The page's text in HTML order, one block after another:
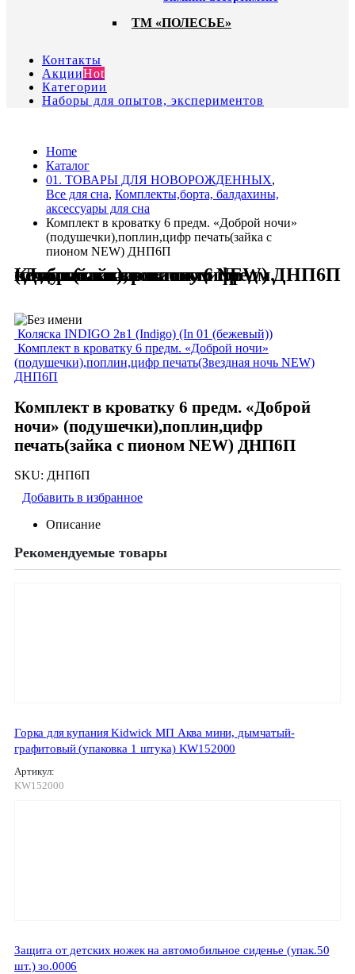
ТМ «ПОЛЕСЬЕ»
Контакты
АкцииHot
Категории
Наборы для опытов, экспериментов
Home
Каталог
01. ТОВАРЫ ДЛЯ НОВОРОЖДЕННЫХ,
Все для сна, Комплекты,борта, балдахины,
аксессуары для сна
Комплект в кроватку 6 предм. «Доброй ночи»
(подушечки),поплин,цифр печать(зайка с
пионом NEW) ДНП6П
Комплект в кроватку 6 предм. «Доброй ночи» (подушечки),поплин,цифр печать(зайка с пионом NEW) ДНП6П
Коляска INDIGO 2в1 (Indigo) (In 01 (бежевый))
Комплект в кроватку 6 предм. «Доброй ночи»
(подушечки),поплин,цифр печать(Звездная ночь NEW)
ДНП6П
Комплект в кроватку 6 предм. «Доброй
ночи» (подушечки),поплин,цифр
печать(зайка с пионом NEW) ДНП6П
SKU: ДНП6П
Добавить в избранное
Описание
Рекомендуемые товары
Горка для купания Kidwick МП Аква мини, дымчатый-
графитовый (упаковка 1 штука) KW152000
Артикул:
KW152000
Защита от детских ножек на автомобильное сиденье (упак.50
шт.) зо.0006